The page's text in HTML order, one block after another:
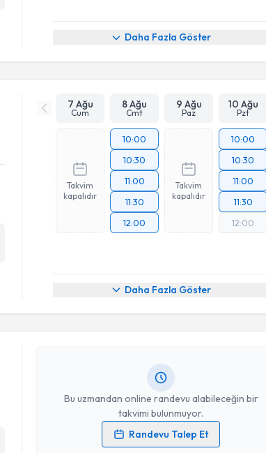
Daha Fazla Göster
7 Ağu
Cum
8 Ağu
Cmt
9 Ağu
Paz
10 Ağu
Pzt
Takvim
kapalıdır
10:00
10:30
11:00
11:30
12:00
Takvim
kapalıdır
10:00
10:30
11:00
11:30
12:00
Daha Fazla Göster
Bu uzmandan online randevu alabileceğin bir
takvimi bulunmuyor.
Randevu Talep Et
Randevu Takvimi Talebi
Kişisel verilerimin işlenmesine ilişkinAydınlatma Metni